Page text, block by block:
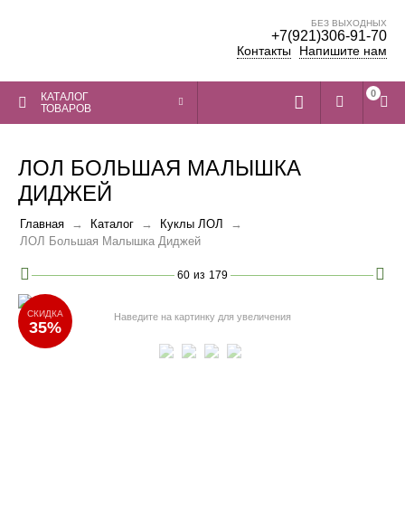
БЕЗ ВЫХОДНЫХ
+7(921)306-91-70
Контакты Напишите нам
КАТАЛОГ
ТОВАРОВ
0
ЛОЛ БОЛЬШАЯ МАЛЫШКА
ДИДЖЕЙ
Главная Каталог
Куклы ЛОЛ
ЛОЛ Большая Малышка Диджей
60 из 179
СКИДКА
35%
Наведите на картинку для увеличения